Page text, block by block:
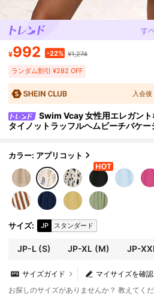
¥992 -22% ¥1,274
ランダム割引 ¥282 OFF
入会後
Swim Vcay 女性用エレガント
タイノットラッフルヘムビーチバケー
ドレス、女性用バケーションドレス、
ドレス、女性用ホリデードレス、女性
ス、サマードレス、ラッフルヘムド
ワークドレス、サマービーチアウト
ールパーティーアウトフィット、ミュ
ェスティバルアウトフィット、女性用
ウトフィット、母の日アウトフィット
ウェディング、週末、ピクニック、集
カラー: アプリコット
サイズ: JP スタンダード
JP-L(S) JP-XL (M) JP-
マイサイズを確認
サイズガイド
お探しのサイズがありませんか？ 教えてく